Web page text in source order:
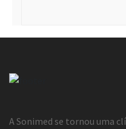
A Sonimed se tornou uma